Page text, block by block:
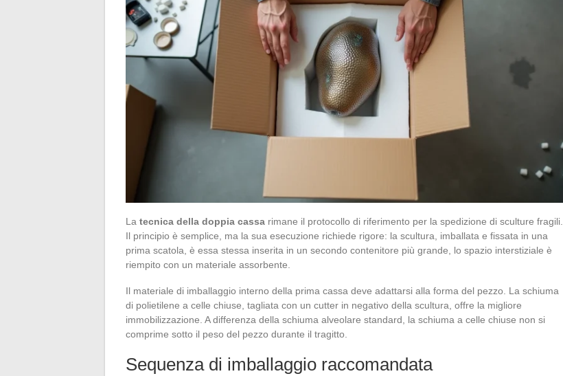
La tecnica della doppia cassa rimane il protocollo di riferimento per la spedizione di sculture fragili.
Il principio è semplice, ma la sua esecuzione richiede rigore: la scultura, imballata e fissata in una
prima scatola, è essa stessa inserita in un secondo contenitore più grande, lo spazio interstiziale è
riempito con un materiale assorbente.
Il materiale di imballaggio interno della prima cassa deve adattarsi alla forma del pezzo. La schiuma
di polietilene a celle chiuse, tagliata con un cutter in negativo della scultura, offre la migliore
immobilizzazione. A differenza della schiuma alveolare standard, la schiuma a celle chiuse non si
comprime sotto il peso del pezzo durante il tragitto.
Sequenza di imballaggio raccomandata